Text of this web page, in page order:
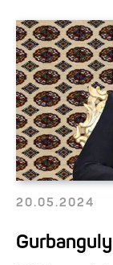
20.05.2024